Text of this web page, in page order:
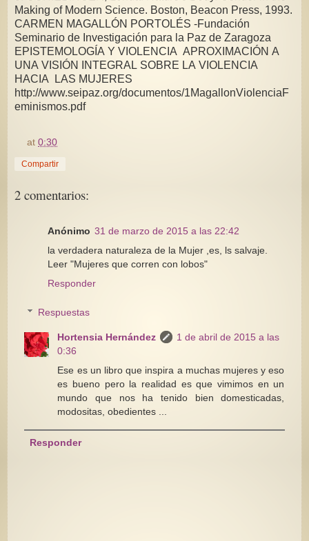
Making of Modern Science. Boston, Beacon Press, 1993.
CARMEN MAGALLÓN PORTOLÉS -Fundación
Seminario de Investigación para la Paz de Zaragoza
EPISTEMOLOGÍA Y VIOLENCIA APROXIMACIÓN A
UNA VISIÓN INTEGRAL SOBRE LA VIOLENCIA
HACIA LAS MUJERES
http://www.seipaz.org/documentos/1MagallonViolenciaF
eminismos.pdf
at0:30
Compartir
2 comentarios:
Anónimo 31 de marzo de 2015 a las 22:42
la verdadera naturaleza de la Mujer ,es, ls salvaje.
Leer "Mujeres que corren con lobos"
Responder
Respuestas
Hortensia Hernández
1 de abril de 2015 a las
0:36
Ese es un libro que inspira a muchas mujeres y eso
es bueno pero la realidad es que vimimos en un
mundo que nos ha tenido bien domesticadas,
modositas, obedientes ...
Responder